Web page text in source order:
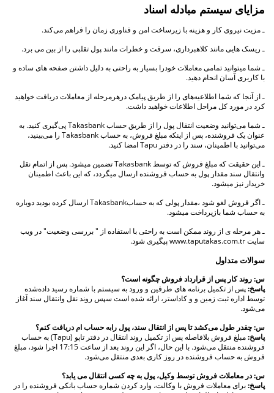
مزایای سیستم مبادله اسناد
ـ مزیت نیروی کار و هزینه با زیرساخت امن و فناوری زمان را فراهم می‌کند.
ـ ریسک هایی مانند کلاهبرداری، سرقت و خطرات مانند پول تقلبی را از بین می برد.
ـ شما میتوانید تمامی معاملات خودرا بسیار به راحتی به دلیل داشتن صفحه های ساده و
با کاربری آسان انحام دهید.
ـ از آنجا که شما اطلاعیه‌های را از طریق پیامک درهرمرحله از معاملات دریافت خواهید
کرد در مورد کل مراحل اطلاعات خواهید داشت.
ـ شما می‌توانید وضعیت انتقال پول را از طریق حساب Takasbank پی‌گیری کنید. به
عنوان یک فروشنده، پس از اینکه مبلغ فروش، به حساب Takasbank را می‌بینید،
می‌توانید با اطمینان، سند را در دفتر Tapu امضا کنید.
ـ این حقیقت که مبلغ فروش که توسط Takasbank تضمین میشود. پس از اتمام نقل
وانتقال سند مقدار پول به حساب فروشنده ارسال میگردد، که این باعث اطمینان
خریدار نیز میشود.
ـ اگر فروش لغو شود ،مقدار پولی که به حسابTakasbank ارسال کرده بودید دوباره
به حساب شما بازپرداخت میشود.
ـ هر مرحله ی از روند ممکن است به راحتی با استفاده از " بررسی وضعیت" در ویب
سایت www.taputakas.com.tr پیگیری شود.
سوالات متداول
س: روند کار پس از قرارداد فروش چگونه است؟
پاسخ:پس از تکمیل برنامه های طرفین و ورود به سیستم با شماره رسید داده‌شده
توسط اداره ثبت زمین و و کاداستر، ارائه شده است سپس روند نقل وانتقال سند آغاز
می‌شود.
س: چقدر طول می‌کشد تا پس از انتقال سند، پول رابه حساب ام دریافت کنم؟
پاسخ:
مبلغ فروش بلافاصله پس از تکمیل روند انتقال در دفتر تاپو (Tapu) به حساب
فروشنده منتقل می‌شود. با این حال، اگر این روند بعد از ساعت 17:15 اجرا شود، مبلغ
فروش به حساب فروشنده در روز کاری بعدی منتقل می‌شود.
س: در معاملات فروش توسط وکیل، پول به چه کسی انتقال می یابد؟
پاسخ:برای معاملات فروش با وکالت، وارد کردن شماره حساب بانکی فروشنده را در